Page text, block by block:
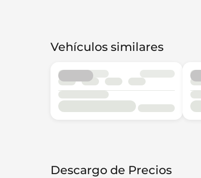
Vehículos similares
Descargo de Precios